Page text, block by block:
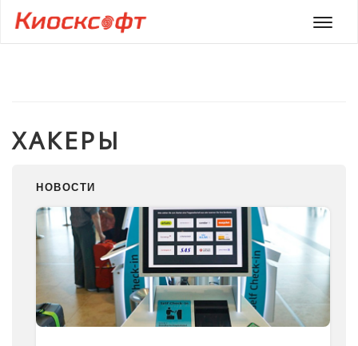
Меню
ХАКЕРЫ
НОВОСТИ